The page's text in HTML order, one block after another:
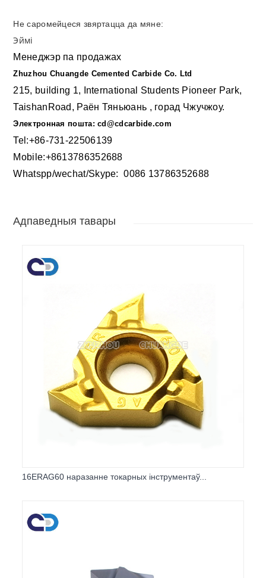
Не саромейцеся звяртацца да мяне:
Эймі
Менеджэр па продажах
Zhuzhou Chuangde Cemented Carbide Co. Ltd
215, building 1, International Students Pioneer Park,
TaishanRoad, Раён Тяньюань , горад Чжучжоу.
Электронная пошта: cd@cdcarbide.com
Tel:+86-731-22506139
Mobile:+8613786352688
Whatspp/wechat/Skype: 0086 13786352688
Адпаведныя тавары
16ERAG60 наразанне токарных інструментаў...